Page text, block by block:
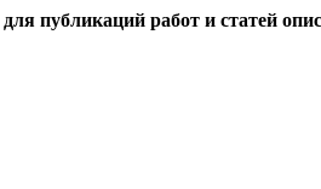
для публикаций работ и статей